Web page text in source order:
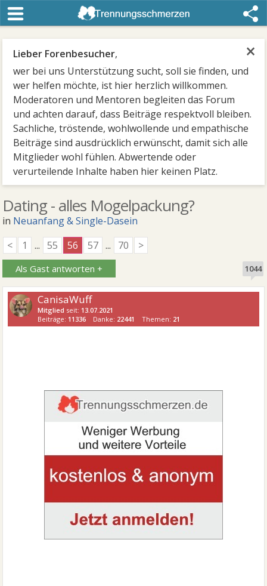
×
Lieber Forenbesucher,
wer bei uns Unterstützung sucht, soll sie finden, und
wer helfen möchte, ist hier herzlich willkommen.
Moderatoren und Mentoren begleiten das Forum
und achten darauf, dass Beiträge respektvoll bleiben.
Sachliche, tröstende, wohlwollende und empathische
Beiträge sind ausdrücklich erwünscht, damit sich alle
Mitglieder wohl fühlen. Abwertende oder
verurteilende Inhalte haben hier keinen Platz.
Dating - alles Mogelpackung?
in Neuanfang & Single-Dasein
<
1 ... 55 56 57 ... 70 >
Als Gast antworten + 1044
CanisaWuff
Mitglied seit: 13.07.2021
Beiträge: 11336 Danke: 22441 Themen: 21